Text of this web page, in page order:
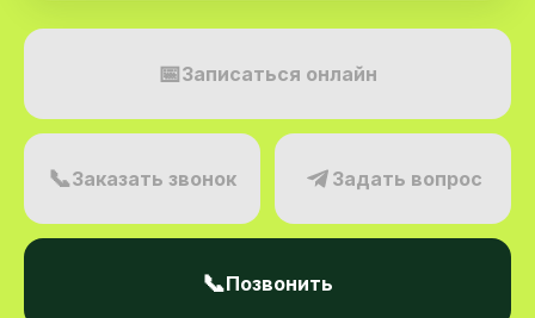
📅Записаться онлайн
📞Заказать звонок Задать вопрос
📞Позвонить